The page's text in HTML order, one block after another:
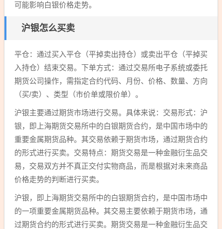
可能影响白银价格走势。
沪银怎么买卖
平仓：通过买入平仓（平掉卖出持仓）或卖出平仓（平掉买
入持仓）结束交易。下单方式：通过交易所电子系统或委托
期货公司操作，需指定合约代码、月份、价格、数量、方向
（买/卖）、类型（市价单或限价单）。
沪银主要通过期货市场进行交易。具体来说：交易形式：沪
银，即上海期货交易所中的白银期货合约，是中国市场中的
重要金属期货品种。其交易依赖于期货市场，通过期货合约
的形式进行买卖。交易特点：期货交易是一种金融衍生品交
易，交易双方并不真正交付实物商品，而是根据对未来商品
价格走势的判断进行买卖。
沪银，即上海期货交易所中的白银期货合约，是中国市场中
的一项重要金属期货品种。其交易主要依赖于期货市场，通
过期货合约的形式进行买卖。期货交易是一种金融衍生品交